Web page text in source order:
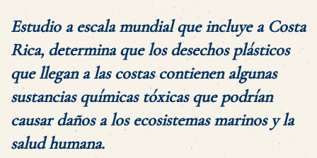
Estudio a escala mundial que incluye a Costa
Rica, determina que los desechos plásticos
que llegan a las costas contienen algunas
sustancias químicas tóxicas que podrían
causar daños a los ecosistemas marinos y la
salud humana.